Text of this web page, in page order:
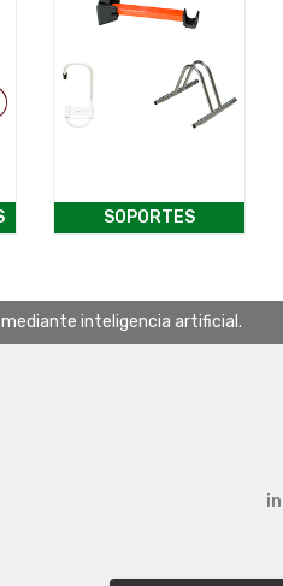
SOPORTES
inteligencia artificial.